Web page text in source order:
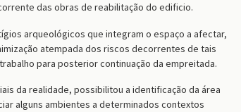
das obras de reabilitação do edificio.
arqueológicos que integram o espaço a afectar,
atempada dos riscos decorrentes de tais
para posterior continuação da empreitada.
da realidade, possibilitou a identificação da área
alguns ambientes a determinados contextos